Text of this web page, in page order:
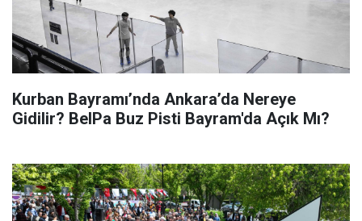
Kurban Bayramı’nda Ankara’da Nereye
Gidilir? BelPa Buz Pisti Bayram'da Açık Mı?